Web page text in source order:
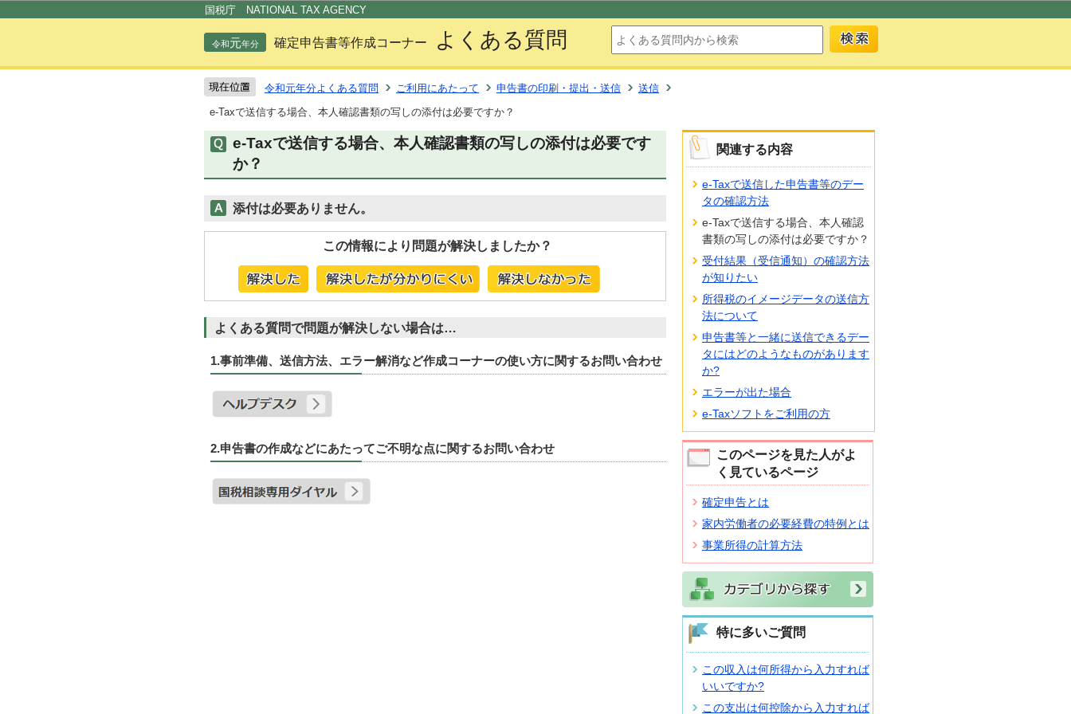
国税庁 NATIONAL TAX AGENCY
令和元年分 確定申告書等作成コーナー よくある質問
令和元年分よくある質問 ご利用にあたって 申告書の印刷・提出・送信
送信
e-Taxで送信する場合、本人確認書類の写しの添付は必要ですか？
e-Taxで送信する場合、本人確認書類の写しの添付は必要です
か？
添付は必要ありません。
この情報により問題が解決しましたか？
よくある質問で問題が解決しない場合は…
1.事前準備、送信方法、エラー解消など作成コーナーの使い方に関するお問い合わせ
2.申告書の作成などにあたってご不明な点に関するお問い合わせ
関連する内容
e-Taxで送信した申告書等のデー
タの確認方法
e-Taxで送信する場合、本人確認
書類の写しの添付は必要ですか？
受付結果（受信通知）の確認方法
が知りたい
所得税のイメージデータの送信方
法について
申告書等と一緒に送信できるデー
タにはどのようなものがあります
か?
エラーが出た場合
e-Taxソフトをご利用の方
このページを見た人がよ
く見ているページ
確定申告とは
家内労働者の必要経費の特例とは
事業所得の計算方法
特に多いご質問
この収入は何所得から入力すれば
いいですか?
この支出は何控除から入力すれば